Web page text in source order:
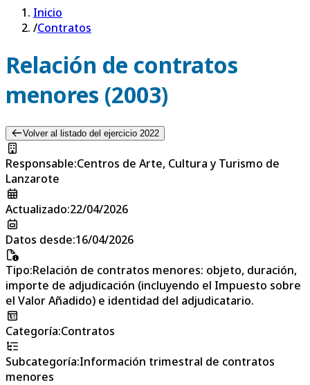
Inicio
/Contratos
Relación de contratos
menores (2003)
Volver al listado del ejercicio 2022
Responsable:Centros de Arte, Cultura y Turismo de
Lanzarote
Actualizado:22/04/2026
Datos desde:16/04/2026
Tipo:Relación de contratos menores: objeto, duración,
importe de adjudicación (incluyendo el Impuesto sobre
el Valor Añadido) e identidad del adjudicatario.
Categoría:Contratos
Subcategoría:Información trimestral de contratos
menores